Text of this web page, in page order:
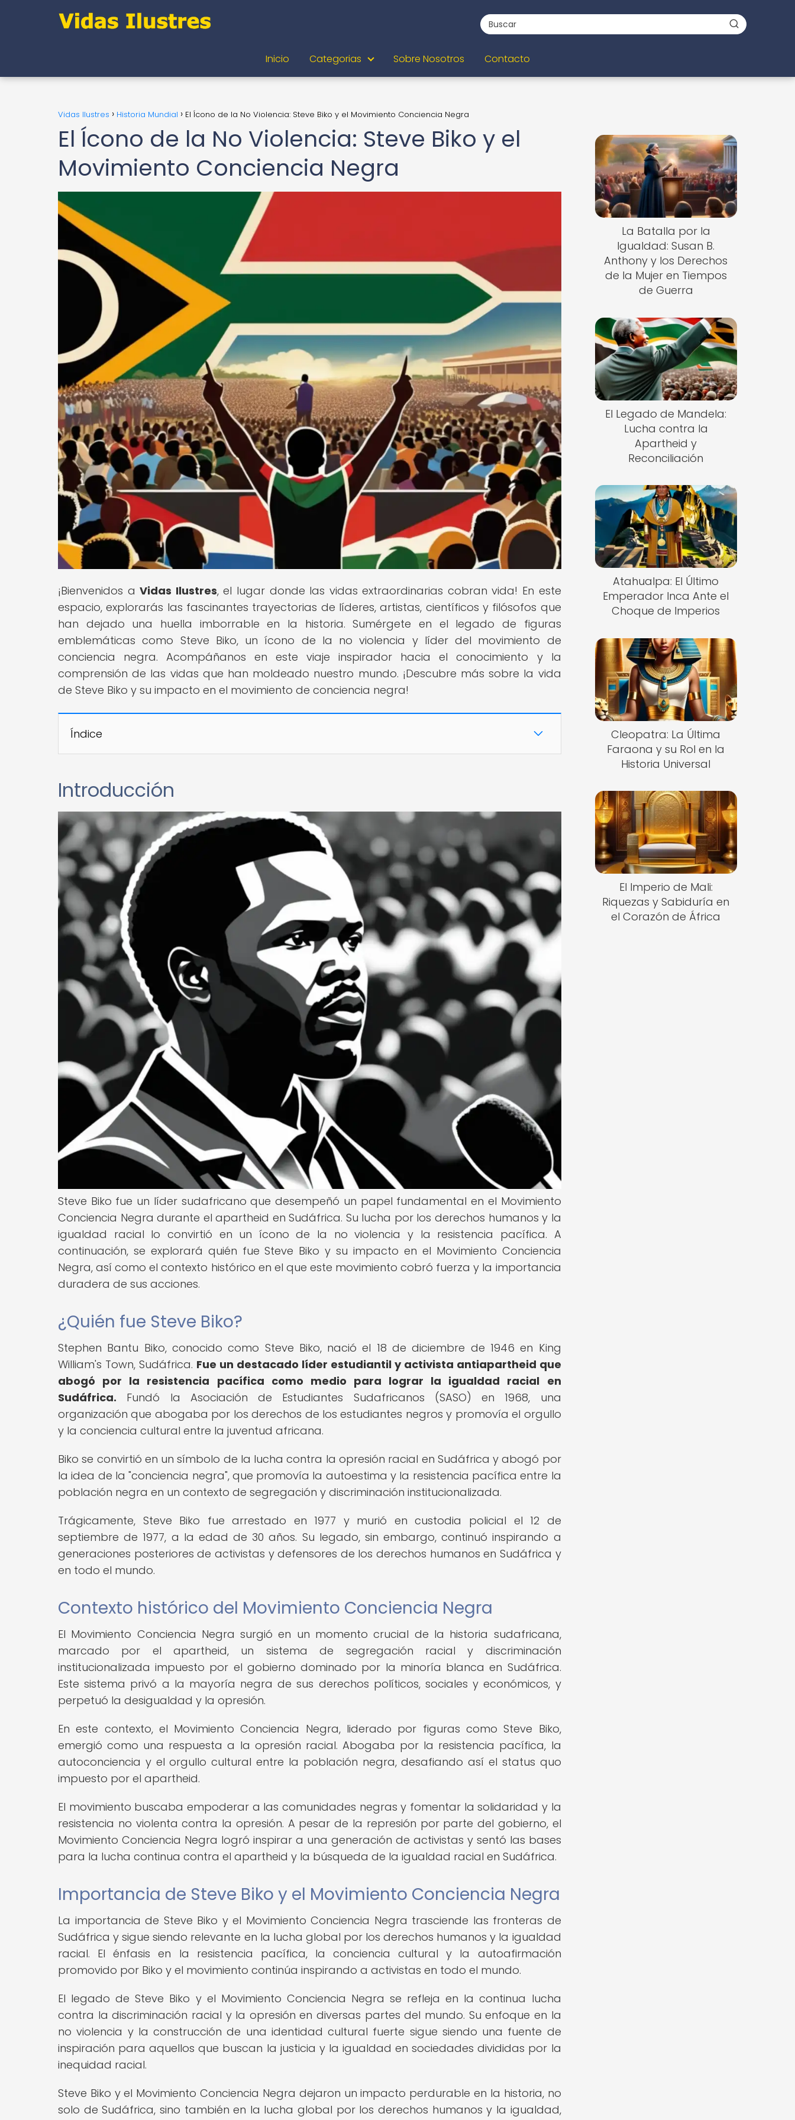
Inicio Categorias Sobre Nosotros Contacto
Vidas Ilustres Historia Mundial El Ícono de la No Violencia: Steve Biko y el Movimiento Conciencia Negra
El Ícono de la No Violencia: Steve Biko y el
Movimiento Conciencia Negra
¡Bienvenidos aVidas Ilustres, el lugar donde las vidas extraordinarias cobran vida! En este
espacio, explorarás las fascinantes trayectorias de líderes, artistas, científicos y filósofos que
han dejado una huella imborrable en la historia. Sumérgete en el legado de figuras
emblemáticas como Steve Biko, un ícono de la no violencia y líder del movimiento de
conciencia negra. Acompáñanos en este viaje inspirador hacia el conocimiento y la
comprensión de las vidas que han moldeado nuestro mundo. ¡Descubre más sobre la vida
de Steve Biko y su impacto en el movimiento de conciencia negra!
Índice
Introducción
Steve Biko fue un líder sudafricano que desempeñó un papel fundamental en el Movimiento
Conciencia Negra durante el apartheid en Sudáfrica. Su lucha por los derechos humanos y la
igualdad racial lo convirtió en un ícono de la no violencia y la resistencia pacífica. A
continuación, se explorará quién fue Steve Biko y su impacto en el Movimiento Conciencia
Negra, así como el contexto histórico en el que este movimiento cobró fuerza y la importancia
duradera de sus acciones.
¿Quién fue Steve Biko?
Stephen Bantu Biko, conocido como Steve Biko, nació el 18 de diciembre de 1946 en King
William's Town, Sudáfrica. Fue un destacado líder estudiantil y activista antiapartheid que
abogó por la resistencia pacífica como medio para lograr la igualdad racial en
Sudáfrica. Fundó la Asociación de Estudiantes Sudafricanos (SASO) en 1968, una
organización que abogaba por los derechos de los estudiantes negros y promovía el orgullo
y la conciencia cultural entre la juventud africana.
Biko se convirtió en un símbolo de la lucha contra la opresión racial en Sudáfrica y abogó por
la idea de la "conciencia negra", que promovía la autoestima y la resistencia pacífica entre la
población negra en un contexto de segregación y discriminación institucionalizada.
Trágicamente, Steve Biko fue arrestado en 1977 y murió en custodia policial el 12 de
septiembre de 1977, a la edad de 30 años. Su legado, sin embargo, continuó inspirando a
generaciones posteriores de activistas y defensores de los derechos humanos en Sudáfrica y
en todo el mundo.
Contexto histórico del Movimiento Conciencia Negra
El Movimiento Conciencia Negra surgió en un momento crucial de la historia sudafricana,
marcado por el apartheid, un sistema de segregación racial y discriminación
institucionalizada impuesto por el gobierno dominado por la minoría blanca en Sudáfrica.
Este sistema privó a la mayoría negra de sus derechos políticos, sociales y económicos, y
perpetuó la desigualdad y la opresión.
En este contexto, el Movimiento Conciencia Negra, liderado por figuras como Steve Biko,
emergió como una respuesta a la opresión racial. Abogaba por la resistencia pacífica, la
autoconciencia y el orgullo cultural entre la población negra, desafiando así el status quo
impuesto por el apartheid.
El movimiento buscaba empoderar a las comunidades negras y fomentar la solidaridad y la
resistencia no violenta contra la opresión. A pesar de la represión por parte del gobierno, el
Movimiento Conciencia Negra logró inspirar a una generación de activistas y sentó las bases
para la lucha continua contra el apartheid y la búsqueda de la igualdad racial en Sudáfrica.
Importancia de Steve Biko y el Movimiento Conciencia Negra
La importancia de Steve Biko y el Movimiento Conciencia Negra trasciende las fronteras de
Sudáfrica y sigue siendo relevante en la lucha global por los derechos humanos y la igualdad
racial. El énfasis en la resistencia pacífica, la conciencia cultural y la autoafirmación
promovido por Biko y el movimiento continúa inspirando a activistas en todo el mundo.
El legado de Steve Biko y el Movimiento Conciencia Negra se refleja en la continua lucha
contra la discriminación racial y la opresión en diversas partes del mundo. Su enfoque en la
no violencia y la construcción de una identidad cultural fuerte sigue siendo una fuente de
inspiración para aquellos que buscan la justicia y la igualdad en sociedades divididas por la
inequidad racial.
Steve Biko y el Movimiento Conciencia Negra dejaron un impacto perdurable en la historia, no
solo de Sudáfrica, sino también en la lucha global por los derechos humanos y la igualdad,
La Batalla por la
Igualdad: Susan B.
Anthony y los Derechos
de la Mujer en Tiempos
de Guerra
El Legado de Mandela:
Lucha contra la
Apartheid y
Reconciliación
Atahualpa: El Último
Emperador Inca Ante el
Choque de Imperios
Cleopatra: La Última
Faraona y su Rol en la
Historia Universal
El Imperio de Mali:
Riquezas y Sabiduría en
el Corazón de África